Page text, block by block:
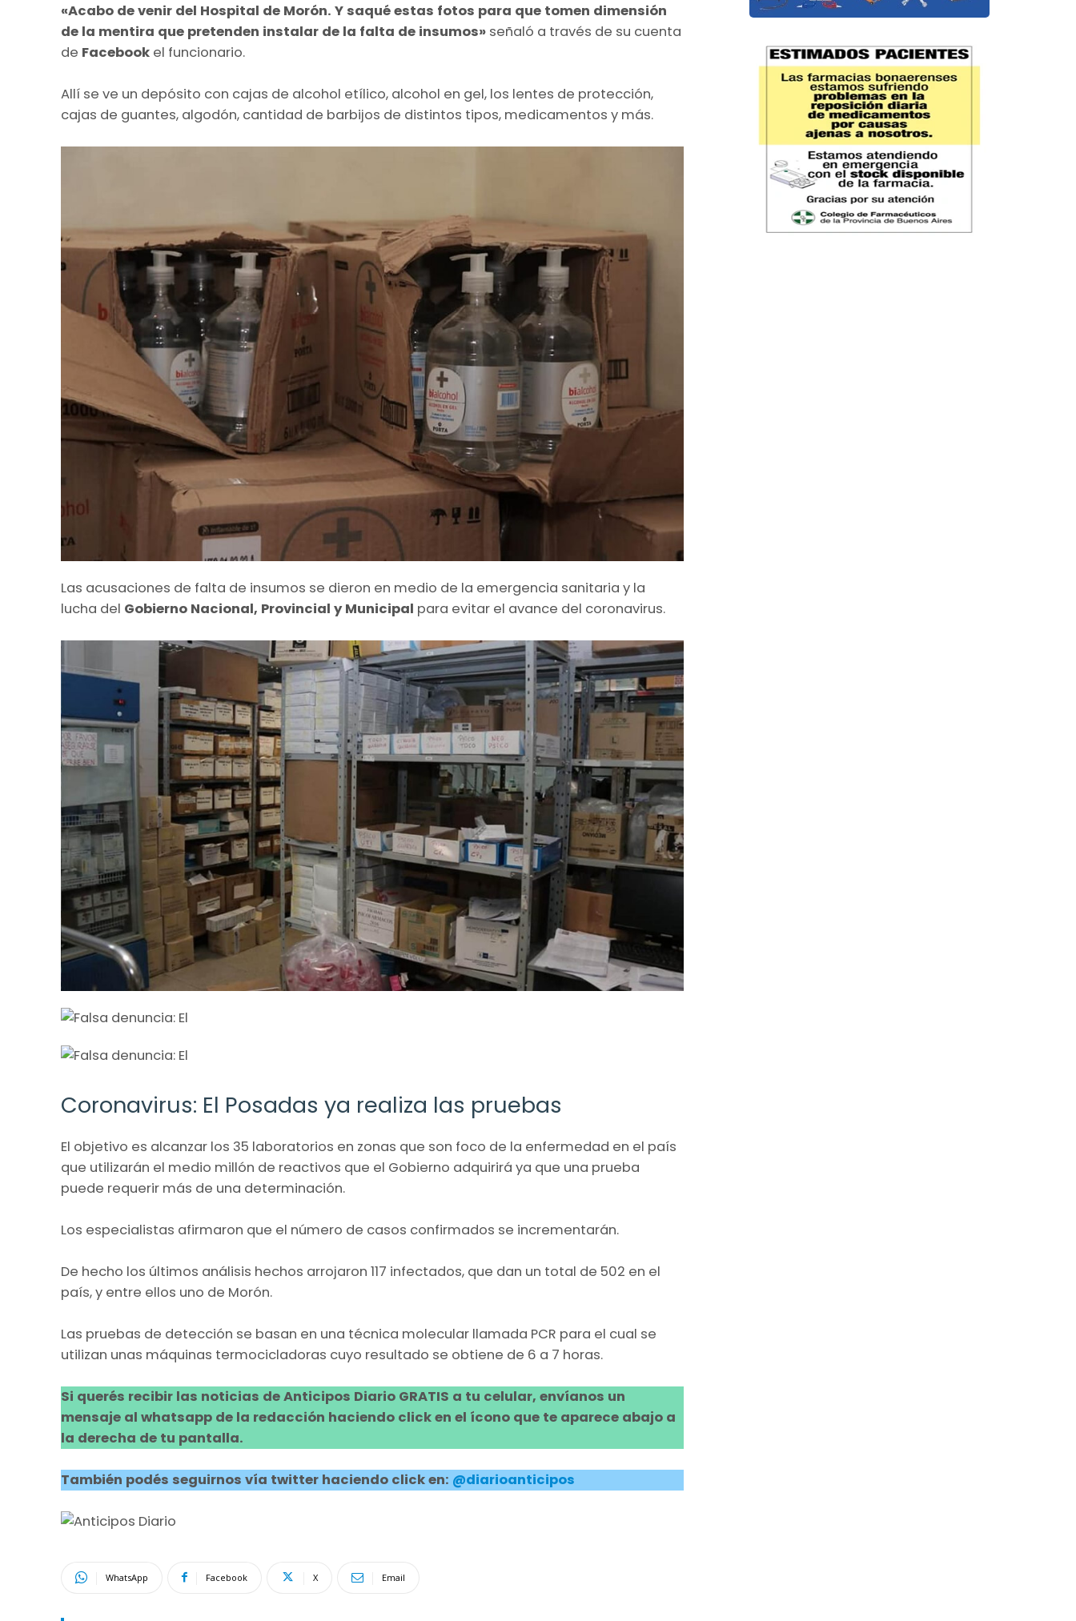
«Acabo de venir del Hospital de Morón. Y saqué estas fotos para que tomen dimensión
de la mentira que pretenden instalar de la falta de insumos» señaló a través de su cuenta
de Facebook el funcionario.
Allí se ve un depósito con cajas de alcohol etílico, alcohol en gel, los lentes de protección,
cajas de guantes, algodón, cantidad de barbijos de distintos tipos, medicamentos y más.
Las acusaciones de falta de insumos se dieron en medio de la emergencia sanitaria y la
lucha del Gobierno Nacional, Provincial y Municipal para evitar el avance del coronavirus.
Coronavirus: El Posadas ya realiza las pruebas
El objetivo es alcanzar los 35 laboratorios en zonas que son foco de la enfermedad en el país
que utilizarán el medio millón de reactivos que el Gobierno adquirirá ya que una prueba
puede requerir más de una determinación.
Los especialistas afirmaron que el número de casos confirmados se incrementarán.
De hecho los últimos análisis hechos arrojaron 117 infectados, que dan un total de 502 en el
país, y entre ellos uno de Morón.
Las pruebas de detección se basan en una técnica molecular llamada PCR para el cual se
utilizan unas máquinas termocicladoras cuyo resultado se obtiene de 6 a 7 horas.
Si querés recibir las noticias de Anticipos Diario GRATIS a tu celular, envíanos un
mensaje al whatsapp de la redacción haciendo click en el ícono que te aparece abajo a
la derecha de tu pantalla.
También podés seguirnos vía twitter haciendo click en: @diarioanticipos
WhatsApp Facebook X Email